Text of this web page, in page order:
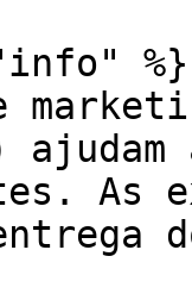
%}
As